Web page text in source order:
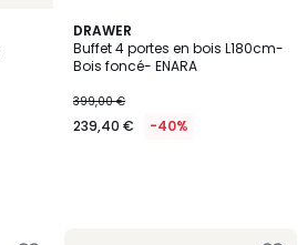
DRAWER
Buffet 4 portes en bois L180cm-
Bois foncé- ENARA
399,00 €
239,40 € -40%